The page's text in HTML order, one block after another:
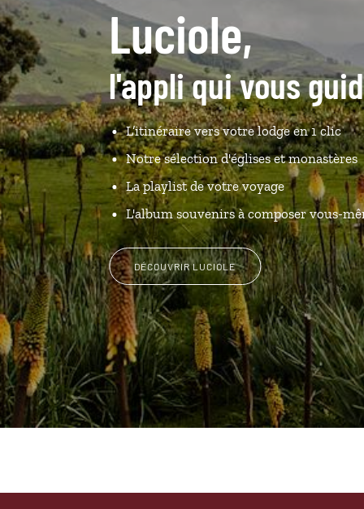
Luciole,
l'appli qui vous
L’itinéraire vers votre lodge en 1 clic
Notre sélection d'églises et monastères
La playlist de votre voyage
L'album souvenirs à composer vous-
DÉCOUVRIR LUCIOLE